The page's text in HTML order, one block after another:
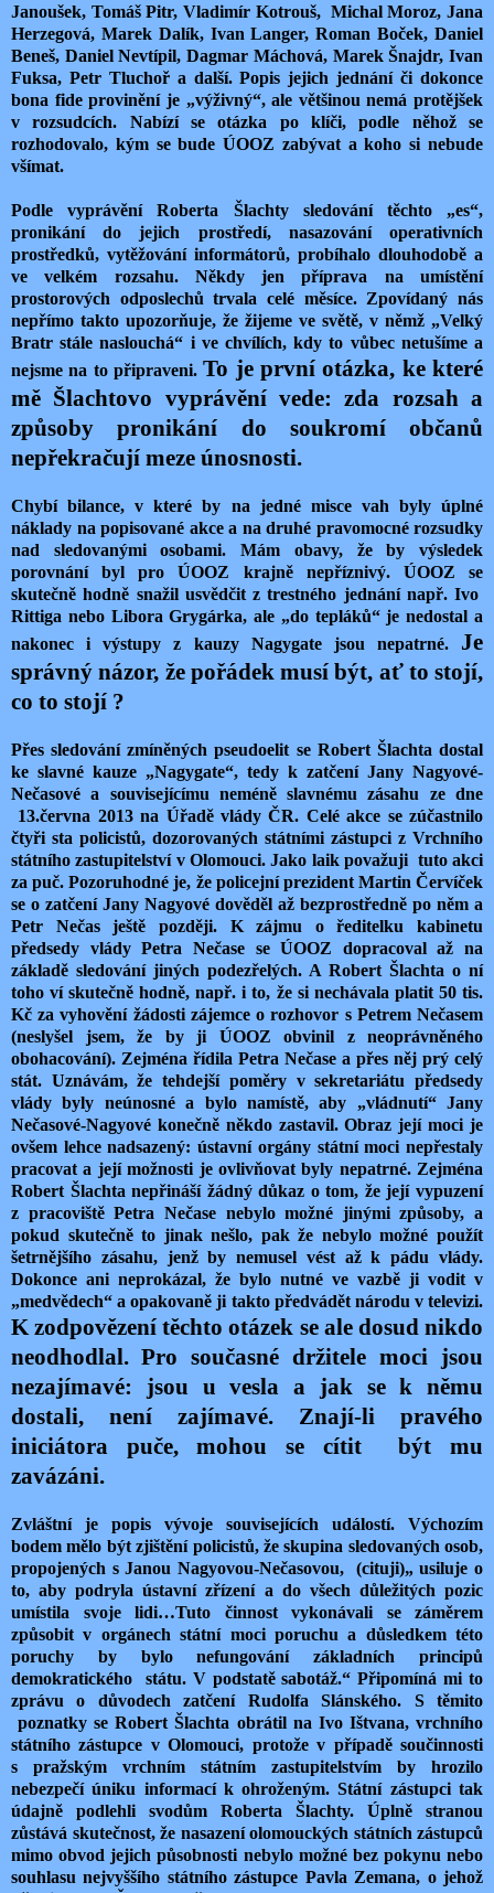
Janoušek, Tomáš Pitr, Vladimír Kotrouš, Michal Moroz, Jana
Herzegová, Marek Dalík, Ivan Langer, Roman Boček, Daniel
Beneš, Daniel Nevtípil, Dagmar Máchová, Marek Šnajdr, Ivan
Fuksa, Petr Tluchoř a další. Popis jejich jednání či dokonce
bona fide provinění je „výživný“, ale většinou nemá protějšek
v rozsudcích. Nabízí se otázka po klíči, podle něhož se
rozhodovalo, kým se bude ÚOOZ zabývat a koho si nebude
všímat.
Podle vyprávění Roberta Šlachty sledování těchto „es“,
pronikání do jejich prostředí, nasazování operativních
prostředků, vytěžování informátorů, probíhalo dlouhodobě a
ve velkém rozsahu. Někdy jen příprava na umístění
prostorových odposlechů trvala celé měsíce. Zpovídaný nás
nepřímo takto upozorňuje, že žijeme ve světě, v němž „Velký
Bratr stále naslouchá“ i ve chvílích, kdy to vůbec netušíme a
nejsme na to připraveni.To je první otázka, ke které
mě Šlachtovo vyprávění vede: zda rozsah a
způsoby pronikání do soukromí občanů
nepřekračují meze únosnosti.
Chybí bilance, v které by na jedné misce vah byly úplné
náklady na popisované akce a na druhé pravomocné rozsudky
nad sledovanými osobami. Mám obavy, že by výsledek
porovnání byl pro ÚOOZ krajně nepříznivý. ÚOOZ se
skutečně hodně snažil usvědčit z trestného jednání např. Ivo
Rittiga nebo Libora Grygárka, ale „do tepláků“ je nedostal a
nakonec i výstupy z kauzy Nagygate jsou nepatrné. Je
správný názor, že pořádek musí být, ať to stojí,
co to stojí ?
Přes sledování zmíněných pseudoelit se Robert Šlachta dostal
ke slavné kauze „Nagygate“, tedy k zatčení Jany Nagyové-
Nečasové a souvisejícímu neméně slavnému zásahu ze dne
13.června 2013 na Úřadě vlády ČR. Celé akce se zúčastnilo
čtyři sta policistů, dozorovaných státními zástupci z Vrchního
státního zastupitelství v Olomouci. Jako laik považuji tuto akci
za puč. Pozoruhodné je, že policejní prezident Martin Červíček
se o zatčení Jany Nagyové dověděl až bezprostředně po něm a
Petr Nečas ještě později. K zájmu o ředitelku kabinetu
předsedy vlády Petra Nečase se ÚOOZ dopracoval až na
základě sledování jiných podezřelých. A Robert Šlachta o ní
toho ví skutečně hodně, např. i to, že si nechávala platit 50 tis.
Kč za vyhovění žádosti zájemce o rozhovor s Petrem Nečasem
(neslyšel jsem, že by ji ÚOOZ obvinil z neoprávněného
obohacování). Zejména řídila Petra Nečase a přes něj prý celý
stát. Uznávám, že tehdejší poměry v sekretariátu předsedy
vlády byly neúnosné a bylo namístě, aby „vládnutí“ Jany
Nečasové-Nagyové konečně někdo zastavil. Obraz její moci je
ovšem lehce nadsazený: ústavní orgány státní moci nepřestaly
pracovat a její možnosti je ovlivňovat byly nepatrné. Zejména
Robert Šlachta nepřináší žádný důkaz o tom, že její vypuzení
z pracoviště Petra Nečase nebylo možné jinými způsoby, a
pokud skutečně to jinak nešlo, pak že nebylo možné použít
šetrnějšího zásahu, jenž by nemusel vést až k pádu vlády.
Dokonce ani neprokázal, že bylo nutné ve vazbě ji vodit v
„medvědech“ a opakovaně ji takto předvádět národu v televizi.
K zodpovězení těchto otázek se ale dosud nikdo
neodhodlal. Pro současné držitele moci jsou
nezajímavé: jsou u vesla a jak se k němu
dostali, není zajímavé. Znají-li pravého
iniciátora puče, mohou se cítit
být mu
zavázáni.
Zvláštní je popis vývoje souvisejících událostí. Výchozím
bodem mělo být zjištění policistů, že skupina sledovaných osob,
propojených s Janou Nagyovou-Nečasovou,
(cituji)„ usiluje o
to, aby podryla ústavní zřízení a do všech důležitých pozic
umístila svoje lidi…Tuto činnost vykonávali se záměrem
způsobit v orgánech státní moci poruchu a důsledkem této
poruchy by bylo nefungování základních principů
demokratického
státu. V podstatě sabotáž.“ Připomíná mi to
zprávu o důvodech zatčení Rudolfa Slánského. S těmito
poznatky se Robert Šlachta obrátil na Ivo Ištvana, vrchního
státního zástupce v Olomouci, protože v případě součinnosti
s pražským vrchním státním zastupitelstvím by hrozilo
nebezpečí úniku informací k ohroženým. Státní zástupci tak
údajně podlehli svodům Roberta Šlachty. Úplně stranou
zůstává skutečnost, že nasazení olomouckých státních zástupců
mimo obvod jejich působnosti nebylo možné bez pokynu nebo
souhlasu nejvyššího státního zástupce Pavla Zemana, o jehož